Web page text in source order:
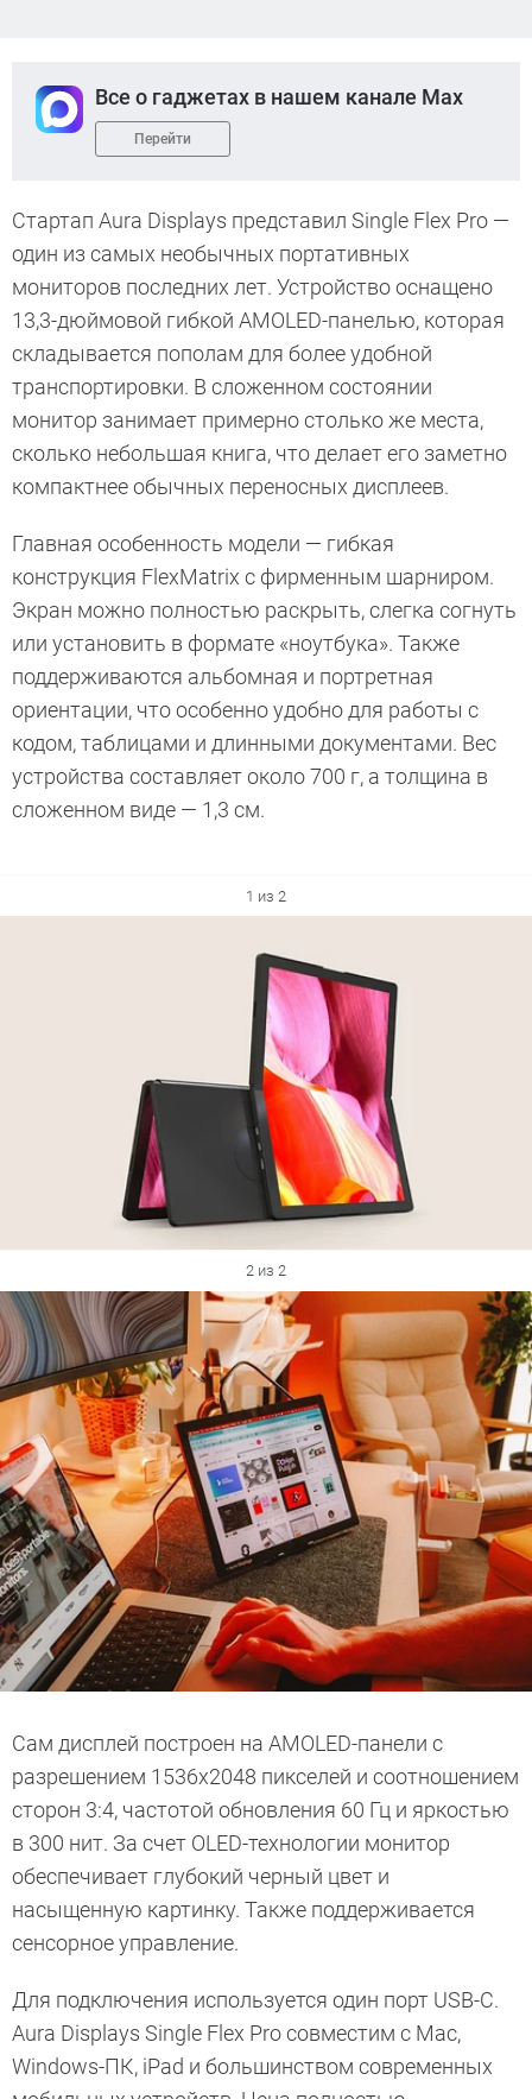
Все о гаджетах в нашем канале Max
Перейти
Стартап Aura Displays представил Single Flex Pro —
один из самых необычных портативных
мониторов последних лет. Устройство оснащено
13,3-дюймовой гибкой AMOLED-панелью, которая
складывается пополам для более удобной
транспортировки. В сложенном состоянии
монитор занимает примерно столько же места,
сколько небольшая книга, что делает его заметно
компактнее обычных переносных дисплеев.
Главная особенность модели — гибкая
конструкция FlexMatrix с фирменным шарниром.
Экран можно полностью раскрыть, слегка согнуть
или установить в формате «ноутбука». Также
поддерживаются альбомная и портретная
ориентации, что особенно удобно для работы с
кодом, таблицами и длинными документами. Вес
устройства составляет около 700 г, а толщина в
сложенном виде — 1,3 см.
1 из 2
2 из 2
Сам дисплей построен на AMOLED-панели с
разрешением 1536х2048 пикселей и соотношением
сторон 3:4, частотой обновления 60 Гц и яркостью
в 300 нит. За счет OLED-технологии монитор
обеспечивает глубокий черный цвет и
насыщенную картинку. Также поддерживается
сенсорное управление.
Для подключения используется один порт USB-C.
Aura Displays Single Flex Pro совместим с Mac,
Windows-ПК, iPad и большинством современных